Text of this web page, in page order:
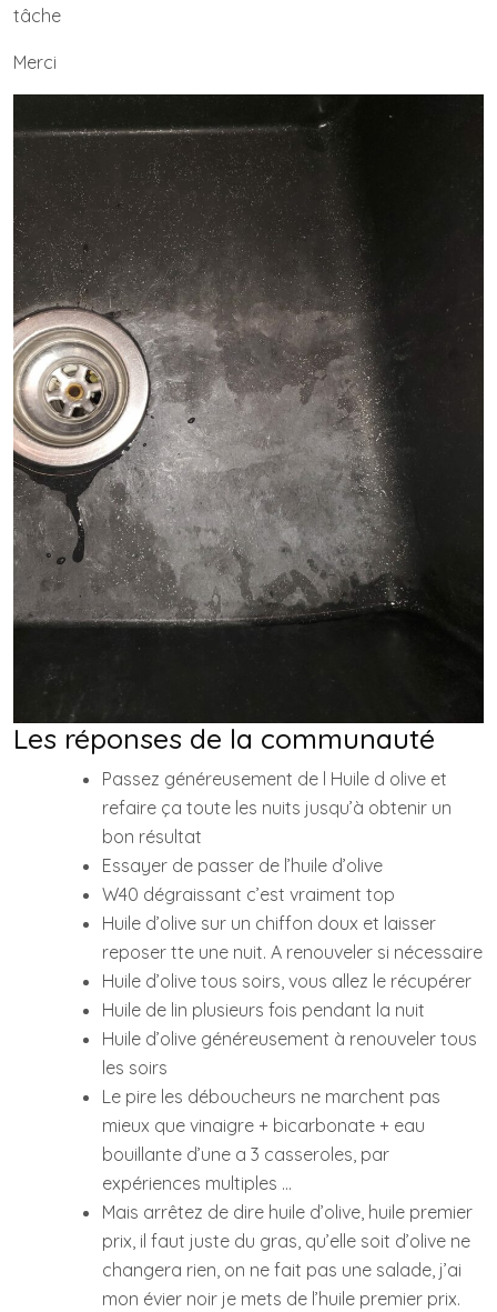
tâche
Merci
Les réponses de la communauté
Passez généreusement de l Huile d olive et
refaire ça toute les nuits jusqu’à obtenir un
bon résultat
Essayer de passer de l’huile d’olive
W40 dégraissant c’est vraiment top
Huile d’olive sur un chiffon doux et laisser
reposer tte une nuit. A renouveler si nécessaire
Huile d’olive tous soirs, vous allez le récupérer
Huile de lin plusieurs fois pendant la nuit
Huile d’olive généreusement à renouveler tous
les soirs
Le pire les déboucheurs ne marchent pas
mieux que vinaigre + bicarbonate + eau
bouillante d’une a 3 casseroles, par
expériences multiples …
Mais arrêtez de dire huile d’olive, huile premier
prix, il faut juste du gras, qu’elle soit d’olive ne
changera rien, on ne fait pas une salade, j’ai
mon évier noir je mets de l’huile premier prix.